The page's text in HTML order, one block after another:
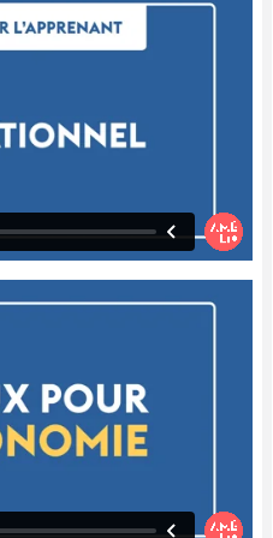
» et le troisième «
facile comme ça,
commence à
de fleurs, de
ça de toute
réalise le
une lettre qu'il va
la fin du parcours